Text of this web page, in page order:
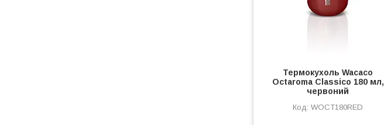
Термокухоль Wacaco
Octaroma Classico 180 мл,
червоний
WOCT180RED